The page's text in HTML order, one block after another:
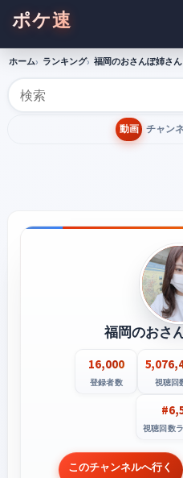
ポケ速
ホーム ランキング 福岡のおさんぽ姉さん
動画 チャン
福岡のおさ
16,000
登録者数 視聴回
視聴回数
このチャンネルへ行く